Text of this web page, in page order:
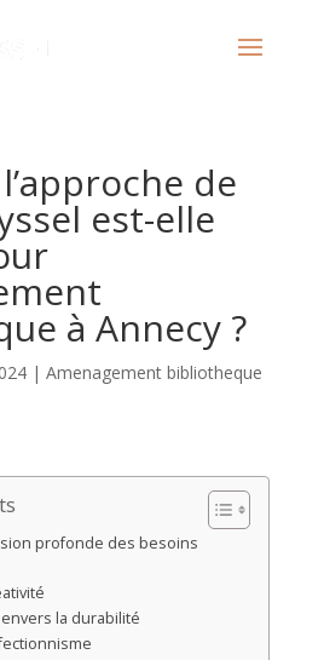
de
est-elle
à Annecy ?
| Amenagement bibliotheque
profonde des besoins
la durabilité